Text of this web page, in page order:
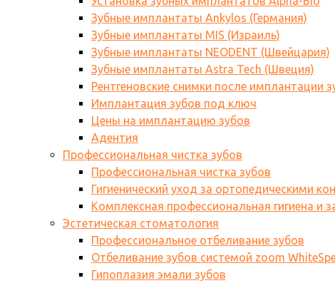
Зубные имплантаты Ankylos (Германия)
Зубные имплантаты MIS (Израиль)
Зубные имплантаты NEODENT (Швейцария)
Зубные имплантаты Astra Tech (Швеция)
Рентгеновские снимки после имплантации
Имплантация зубов под ключ
Цены на имплантацию зубов
Адентия
Профессиональная чистка зубов
Профессиональная чистка зубов
Гигиенический уход за ортопедическими
Комплексная профессиональная гигиена и
Эстетическая стоматология
Профессиональное отбеливание зубов
Отбеливание зубов системой zoom
Гипоплазия эмали зубов